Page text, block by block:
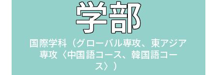
学部
国際学科（グローバル専攻、東アジア
専攻〈中国語コース、韓国語コー
ス〉）